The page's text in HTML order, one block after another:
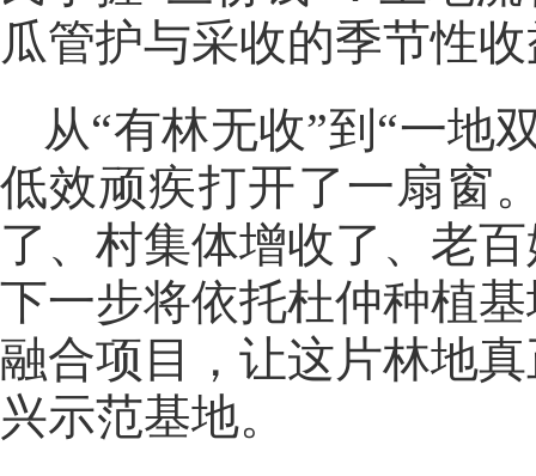
瓜管护与采收的季节性
从“有林无收”到“一地
低效顽疾打开了一扇窗
了、村集体增收了、老
下一步将依托杜仲种植
融合项目，让这片林地
兴示范基地。